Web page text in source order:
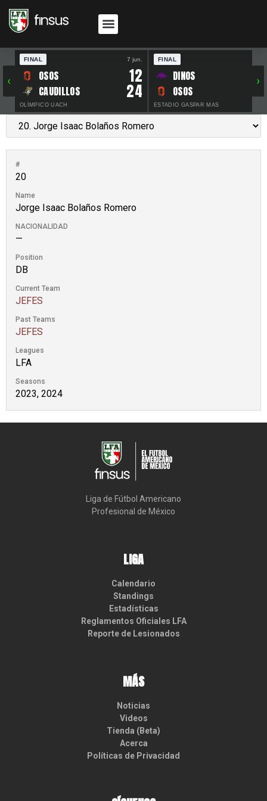
‹
FINAL 7 jun.
OSOS 12
CAUDILLOS 24
OLÍMPICO UACH
FINAL
DINOS
OSOS
ESTADIO GASPAR MAS
›
#
20
Name
Jorge Isaac Bolaños Romero
NACIONALIDAD
—
Position
DB
Current Team
JEFES
Past Teams
JEFES
Leagues
LFA
Seasons
2023, 2024
Liga de Fútbol Americano
Profesional de México
LIGA
Calendario
Standings
Estadísticas
Reglamentos Oficiales LFA
Reporte de Lesionados
MÁS
Noticias
Videos
Tienda (Beta)
Acerca
Políticas de Privacidad